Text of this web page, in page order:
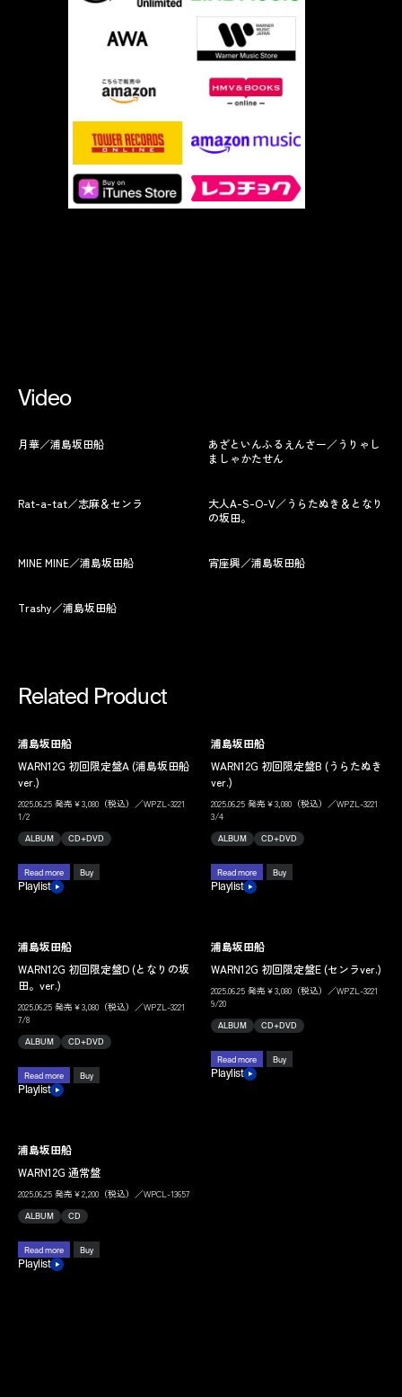
Video
月華／浦島坂田船
あざといんふるえんさー／うりゃし
ましゃかたせん
Rat-a-tat／志麻＆センラ
大人A-S-O-V／うらたぬき＆となり
の坂田。
MINE MINE／浦島坂田船 宵座興／浦島坂田船
Trashy／浦島坂田船
Related Product
浦島坂田船
WARN12G 初回限定盤A (浦島坂田船
ver.)
2025.06.25 発売￥3,080（税込）／WPZL-3221
1/2
ALBUM CD+DVD
Read more Buy
Playlist
浦島坂田船
WARN12G 初回限定盤B (うらたぬき
ver.)
2025.06.25 発売￥3,080（税込）／WPZL-3221
3/4
ALBUM CD+DVD
Read more Buy
Playlist
浦島坂田船
WARN12G 初回限定盤D (となりの坂
田。ver.)
2025.06.25 発売￥3,080（税込）／WPZL-3221
7/8
ALBUM CD+DVD
Read more Buy
Playlist
浦島坂田船
WARN12G 初回限定盤E (センラver.)
2025.06.25 発売￥3,080（税込）／WPZL-3221
9/20
ALBUM CD+DVD
Read more Buy
Playlist
浦島坂田船
WARN12G 通常盤
2025.06.25 発売￥2,200（税込）／WPCL-13657
ALBUM CD
Read more Buy
Playlist